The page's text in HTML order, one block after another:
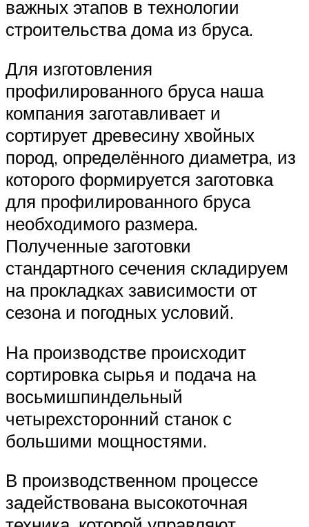
важных этапов в технологии
строительства дома из бруса.
Для изготовления
профилированного бруса наша
компания заготавливает и
сортирует древесину хвойных
пород, определённого диаметра, из
которого формируется заготовка
для профилированного бруса
необходимого размера.
Полученные заготовки
стандартного сечения складируем
на прокладках зависимости от
сезона и погодных условий.
На производстве происходит
сортировка сырья и подача на
восьмишпиндельный
четырехсторонний станок с
большими мощностями.
В производственном процессе
задействована высокоточная